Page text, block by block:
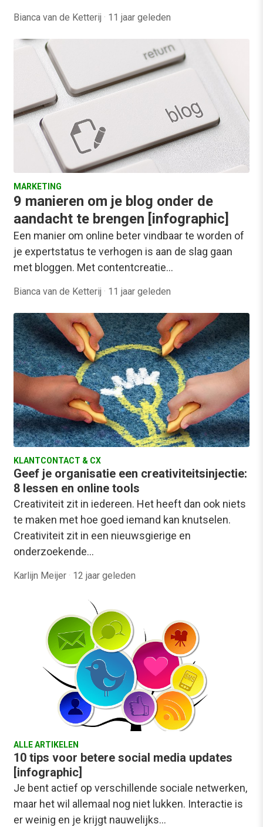
Bianca van de Ketterij · 11 jaar geleden
MARKETING
9 manieren om je blog onder de
aandacht te brengen [infographic]
Een manier om online beter vindbaar te worden of
je expertstatus te verhogen is aan de slag gaan
met bloggen. Met contentcreatie…
Bianca van de Ketterij · 11 jaar geleden
KLANTCONTACT & CX
Geef je organisatie een creativiteitsinjectie:
8 lessen en online tools
Creativiteit zit in iedereen. Het heeft dan ook niets
te maken met hoe goed iemand kan knutselen.
Creativiteit zit in een nieuwsgierige en
onderzoekende…
Karlijn Meijer · 12 jaar geleden
ALLE ARTIKELEN
10 tips voor betere social media updates
[infographic]
Je bent actief op verschillende sociale netwerken,
maar het wil allemaal nog niet lukken. Interactie is
er weinig en je krijgt nauwelijks…